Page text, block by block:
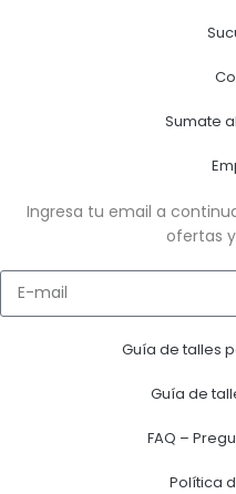
Sumate
Ingresa tu email a
ofertas
Guía de talles
Guía de
FAQ –
Política